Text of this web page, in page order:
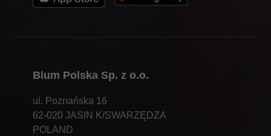
Blum Polska Sp. z o.o.
ul. Poznańska 16
62-020 JASIN K/SWARZĘDZA
POLAND